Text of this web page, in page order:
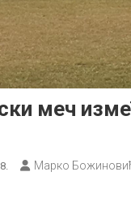
меч
Марко